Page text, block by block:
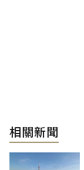
相關新聞